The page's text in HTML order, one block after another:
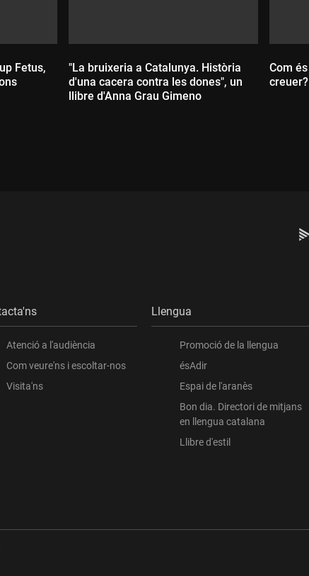
Fetus,
"La bruixeria a Catalunya. Història
d'una cacera contra les dones", un
llibre d'Anna Grau Gimeno
Com
creuer?
Atenció a l'audiència
Com veure'ns i escoltar-nos
Visita'ns
Llengua
Promoció de la llengua
ésAdir
Espai de l'aranès
Bon dia. Directori de mitjans
en llengua catalana
Llibre d'estil